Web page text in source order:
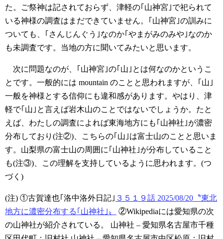
た。ご祭神は記されておらず、津軽の｢山神宮｣で祀られて
いる神様の調査はまだできていません。｢山神宮｣の訓みに
ついても、｢さんじんぐう｣なのか｢やまがみのみや｣なのか
も未調査です。当地の方に聞いてみたいと思います。
次に問題なのが、｢山神宮｣の｢山｣とは何なのかというこ
とです。一般的には mountain のことと思われますが、｢山｣
一般を神様とする信仰にも違和感があります。やはり、津
軽で｢山｣と言えば岩木山のことではないでしょうか。たと
えば、わたしの調査によれば東海地方にも｢山神社｣が濃密
分布しており(注②)、こちらの｢山｣は富士山のことと思いま
す。山梨県の富士山の周囲に｢山神社｣が分布していること
も(注③)、この理解を支持しているように思われます。(つ
づく)
(注) ①古賀達也｢洛中洛外日記｣ ３５１９話 2025/08/20〝東北
地方に濃密分布する｢山神社｣〟
②Wikipediaには愛知県の次
の山神社が紹介されている。
山神社 – 愛知県名古屋市千種